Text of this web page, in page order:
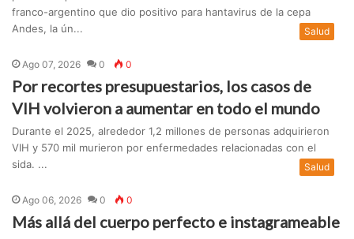
franco-argentino que dio positivo para hantavirus de la cepa
Andes, la ún...
Salud
Ago 07, 2026 0 0
Por recortes presupuestarios, los casos de
VIH volvieron a aumentar en todo el mundo
Durante el 2025, alrededor 1,2 millones de personas adquirieron
VIH y 570 mil murieron por enfermedades relacionadas con el
sida. ...
Salud
Ago 06, 2026 0 0
Más allá del cuerpo perfecto e instagrameable